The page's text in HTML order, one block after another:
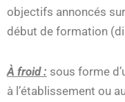
objectifs annoncés
début de formation
À froid : sous forme
à l’établissement ou